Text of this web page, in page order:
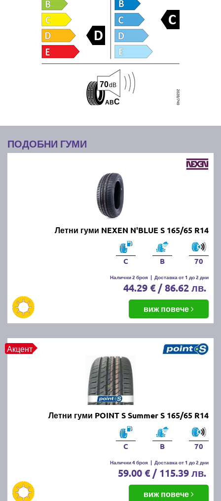
ABC
70dB
ПОДОБНИ ГУМИ
Летни гуми NEXEN N'BLUE S 165/65 R14
C B 70
Налични 2 броя | Доставка от 1 до 2 дни
44.29 € / 86.62 лв.
виж повече
Акцент
Летни гуми POINT S Summer S 165/65 R14
C B 70
Налични 4 броя | Доставка от 1 до 2 дни
59.00 € / 115.39 лв.
виж повече